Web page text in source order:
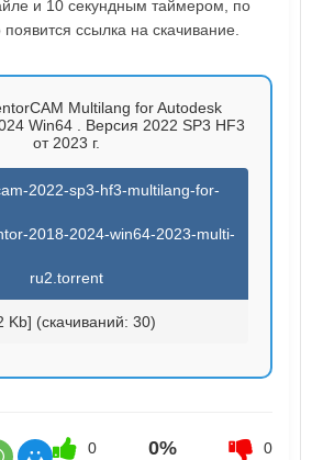
и 10 секундным таймером, по
появится ссылка на скачивание.
Multilang for Autodesk
Win64 . Версия 2022 SP3 HF3
от 2023 г.
2022-sp3-hf3-multilang-for-
2018-2024-win64-2023-multi-
ru2.torrent
Kb] (cкачиваний: 30)
0 0% 0